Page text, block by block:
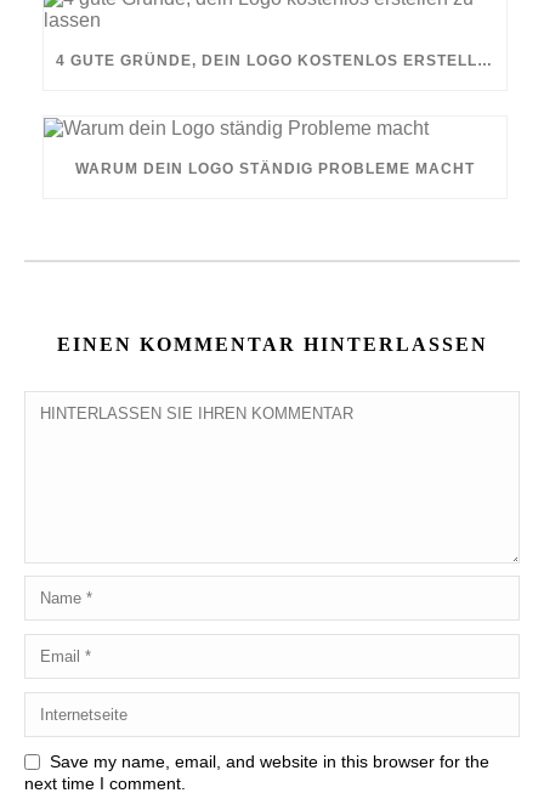
4 GUTE GRÜNDE, DEIN LOGO KOSTENLOS ERSTELLEN ZU LASSEN
WARUM DEIN LOGO STÄNDIG PROBLEME MACHT
EINEN KOMMENTAR HINTERLASSEN
Save my name, email, and website in this browser for the
next time I comment.